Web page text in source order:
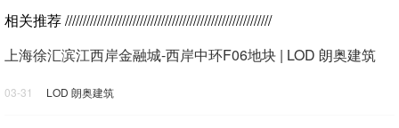
相关推荐//////////////////////////////////////////////////////////
上海徐汇滨江西岸金融城-西岸中环F06地块 | LOD 朗奥建筑
03-31 LOD 朗奥建筑